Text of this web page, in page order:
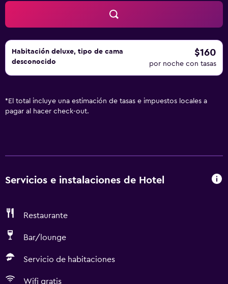
Habitación deluxe, tipo de cama
desconocido
$160
por noche con tasas
* El total incluye una estimación de tasas e impuestos locales a
pagar al hacer check-out.
Servicios e instalaciones de Hotel
Restaurante
Bar/lounge
Servicio de habitaciones
Wifi gratis